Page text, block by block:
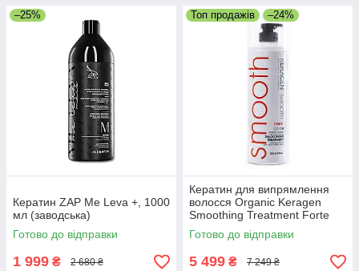
–25%
Кератин ZAP Me Leva +, 1000
мл (заводська)
Готово до відправки
1 999 ₴ 2 680 ₴
Топ продажів –24%
Кератин для випрямлення
волосся Organic Keragen
Smoothing Treatment Forte
4%, 946 мл
Готово до відправки
5 499 ₴ 7 249 ₴